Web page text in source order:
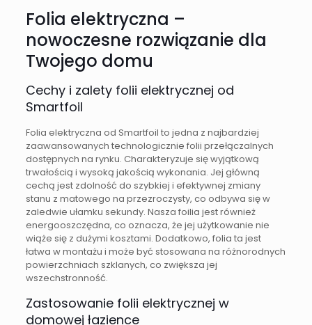
Folia elektryczna –
nowoczesne rozwiązanie dla
Twojego domu
Cechy i zalety folii elektrycznej od
Smartfoil
Folia elektryczna od Smartfoil to jedna z najbardziej
zaawansowanych technologicznie folii przełączalnych
dostępnych na rynku. Charakteryzuje się wyjątkową
trwałością i wysoką jakością wykonania. Jej główną
cechą jest zdolność do szybkiej i efektywnej zmiany
stanu z matowego na przezroczysty, co odbywa się w
zaledwie ułamku sekundy. Nasza foilia jest również
energooszczędna, co oznacza, że jej użytkowanie nie
wiąże się z dużymi kosztami. Dodatkowo, folia ta jest
łatwa w montażu i może być stosowana na różnorodnych
powierzchniach szklanych, co zwiększa jej
wszechstronność.
Zastosowanie folii elektrycznej w
domowej łazience